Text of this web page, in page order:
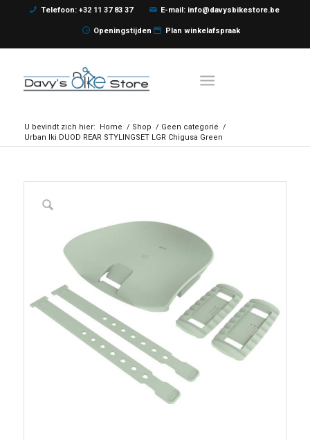
Telefoon: +32 11 37 83 37 E-mail: info@davysbikestore.be
Openingstijden Plan winkelafspraak
U bevindt zich hier: Home / Shop / Geen categorie /
Urban Iki DUOD REAR STYLINGSET LGR Chigusa Green